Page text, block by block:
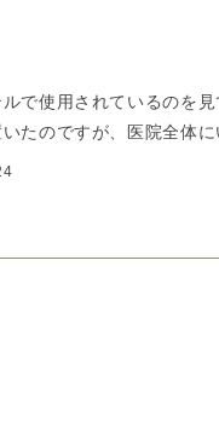
で使用されているのを見
たのですが、医院全体